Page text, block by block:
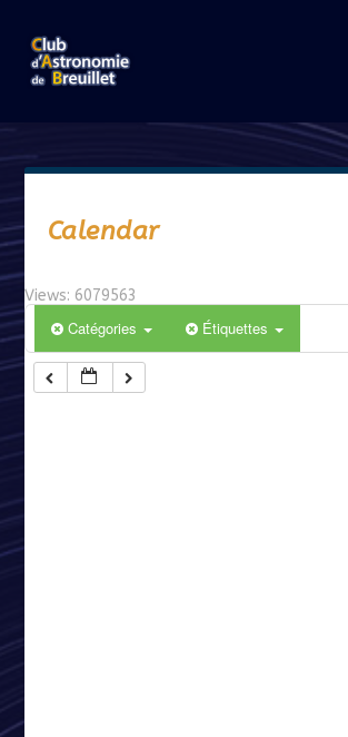
Calendar
Views: 6079563
Catégories Étiquettes